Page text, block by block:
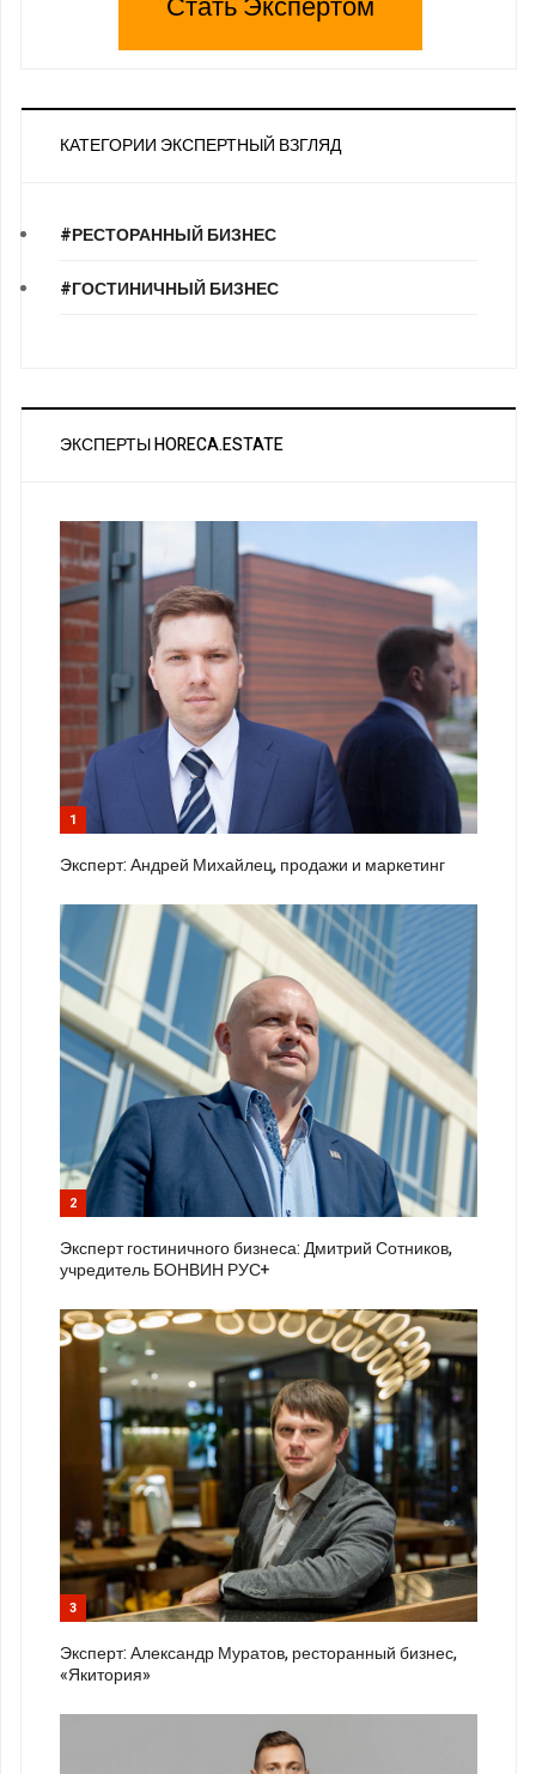
КАТЕГОРИИ ЭКСПЕРТНЫЙ ВЗГЛЯД
#РЕСТОРАННЫЙ БИЗНЕС
#ГОСТИНИЧНЫЙ БИЗНЕС
ЭКСПЕРТЫ HORECA.ESTATE
1
Эксперт: Андрей Михайлец, продажи и маркетинг
2
Эксперт гостиничного бизнеса: Дмитрий Сотников,
учредитель БОНВИН РУС+
3
Эксперт: Александр Муратов, ресторанный бизнес,
«Якитория»